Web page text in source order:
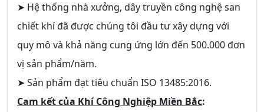
➤ Hệ thống nhà xưởng, dây truyền công nghệ san
chiết khí đã được chúng tôi đầu tư xây dựng với
quy mô và khả năng cung ứng lớn đến 500.000 đơn
vị sản phẩm/năm.
➤ Sản phẩm đạt tiêu chuẩn ISO 13485:2016.
Cam kết của Khí Công Nghiệp Miền Bắc: